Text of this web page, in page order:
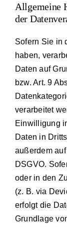
Allgemeine
der
Sofern Sie in
haben,
Daten auf
bzw. Art. 9
verarbeitet
Einwilligung
Daten in
außerdem
DSGVO.
oder in den
(z. B. via
erfolgt die
Grundlage